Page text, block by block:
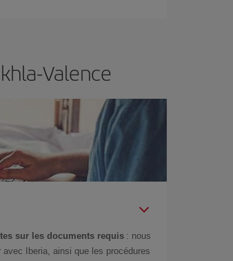
Valence
sur les documents requis : nous
Iberia, ainsi que les procédures